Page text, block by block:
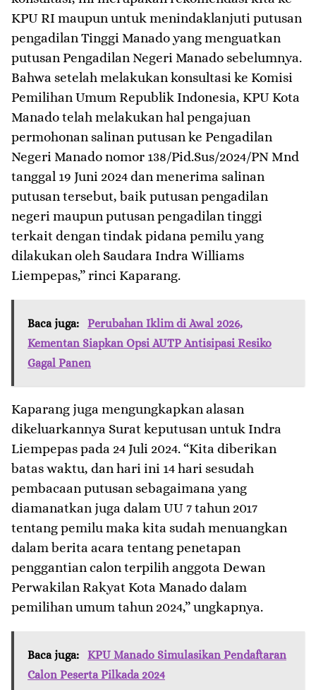
KPU RI maupun untuk menindaklanjuti putusan
pengadilan Tinggi Manado yang menguatkan
putusan Pengadilan Negeri Manado sebelumnya.
Bahwa setelah melakukan konsultasi ke Komisi
Pemilihan Umum Republik Indonesia, KPU Kota
Manado telah melakukan hal pengajuan
permohonan salinan putusan ke Pengadilan
Negeri Manado nomor 138/Pid.Sus/2024/PN Mnd
tanggal 19 Juni 2024 dan menerima salinan
putusan tersebut, baik putusan pengadilan
negeri maupun putusan pengadilan tinggi
terkait dengan tindak pidana pemilu yang
dilakukan oleh Saudara Indra Williams
Liempepas,” rinci Kaparang.
Baca juga:
Perubahan Iklim di Awal 2026,
Kementan Siapkan Opsi AUTP Antisipasi Resiko
Gagal Panen
Kaparang juga mengungkapkan alasan
dikeluarkannya Surat keputusan untuk Indra
Liempepas pada 24 Juli 2024. “Kita diberikan
batas waktu, dan hari ini 14 hari sesudah
pembacaan putusan sebagaimana yang
diamanatkan juga dalam UU 7 tahun 2017
tentang pemilu maka kita sudah menuangkan
dalam berita acara tentang penetapan
penggantian calon terpilih anggota Dewan
Perwakilan Rakyat Kota Manado dalam
pemilihan umum tahun 2024,” ungkapnya.
Baca juga:
KPU Manado Simulasikan Pendaftaran
Calon Peserta Pilkada 2024